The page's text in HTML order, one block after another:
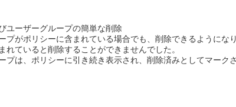
ユーザーグループの簡単な削除
プがポリシーに含まれている場合でも、削除できるようになり
れていると削除することができませんでした。
プは、ポリシーに引き続き表示され、削除済みとしてマークさ